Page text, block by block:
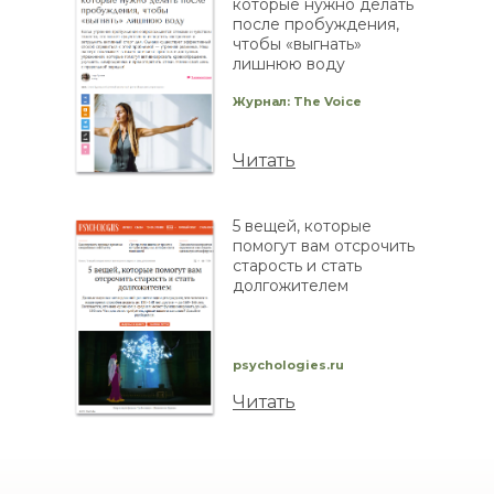
5 вещей, которые
помогут вам отсрочить
старость и стать
долгожителем
psychologies.ru
которые нужно делать
после пробуждения,
чтобы «выгнать»
лишнюю воду
Журнал: The Voice
Читать
Читать